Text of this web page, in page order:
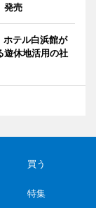
発売
テル白浜館が
遊休地活用の社
買う
特集